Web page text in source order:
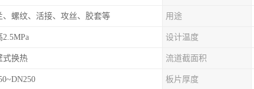
、螺纹、活接、攻丝、胶套等 用途
2.5MPa 设计温度
式换热 流道截面积
板片厚度